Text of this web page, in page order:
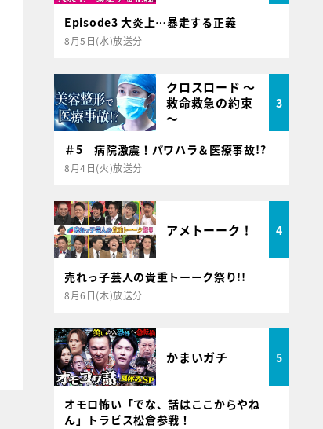
スキボタン
Episode3 大炎上…暴走する正義
8月5日(水)放送分
クロスロード ～
救命救急の約束
～
3
＃5 病院激震！パワハラ＆医療事故!?
8月4日(火)放送分
アメトーーク！ 4
売れっ子芸人の貴重トーーク祭り!!
8月6日(木)放送分
かまいガチ 5
オモロ怖い「でな、話はここからやね
ん」トラビス松倉参戦！